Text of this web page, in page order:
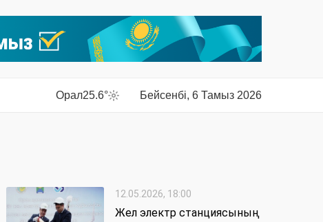
Орал25.6° Бейсенбі, 6 Тамыз 2026
12.05.2026, 18:00
Жел электр станциясының